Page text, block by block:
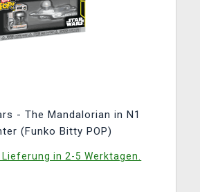
- The Mandalorian in N1
(Funko Bitty POP)
in 2-5 Werktagen.